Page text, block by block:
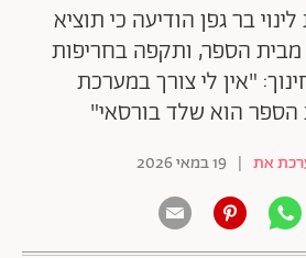
בר גפן הודיעה כי תוציא
את בנה בן ה-11 מבית הספר, ותקפה בחריפות
"אין לי צורך במערכת
הספר הוא שלד בורסאי"
את | 19 במאי 2026